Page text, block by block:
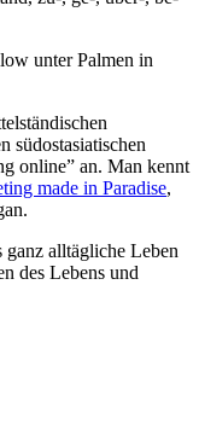
unter Palmen in
südostasiatischen
online” an. Man kennt
made in Paradise,
ganz alltägliche Leben
des Lebens und